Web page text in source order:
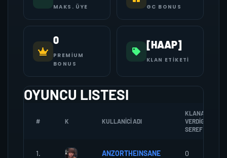
MAKS. ÜYE GC BONUS
0
PREMIUM
BONUS
[HAAP]
KLAN ETIKETI
OYUNCU LISTESI
# K KULLANICI ADI
KLANA
VERDIGI
SEREF
1. ANZORTHEINSANE 0